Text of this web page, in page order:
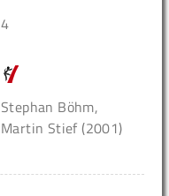
4
Stephan Böhm,
Martin Stief (2001)